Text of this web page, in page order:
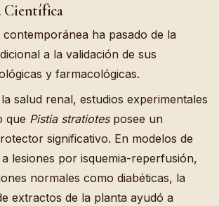
Científica
contemporánea ha pasado de la
a la validación de sus
y farmacológicas.
salud renal, estudios experimentales
que Pistia stratiotesposee un
significativo. En modelos de
lesiones por isquemia-reperfusión,
normales como diabéticas, la
extractos de la planta ayudó a